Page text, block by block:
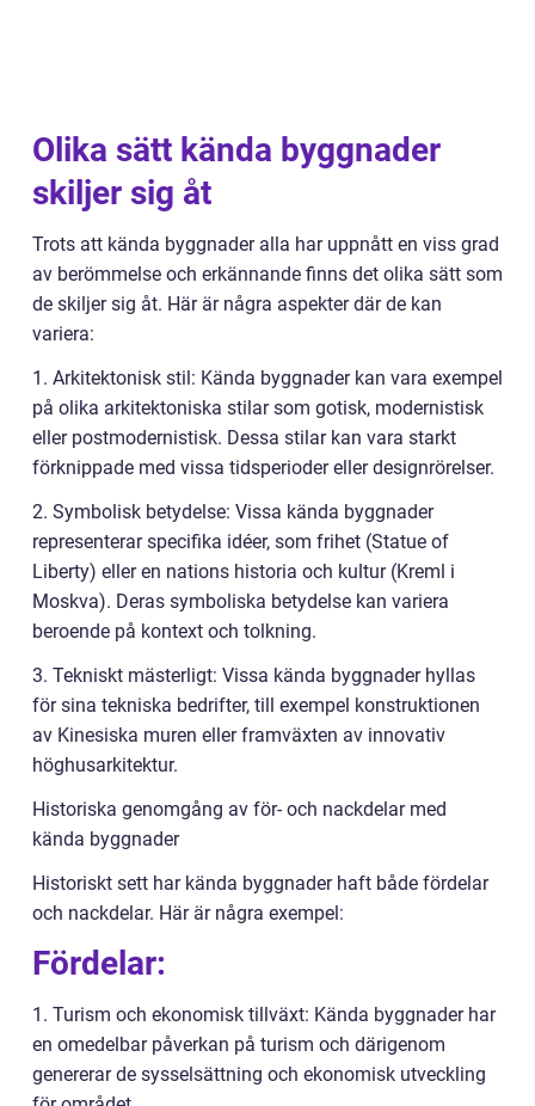
Olika sätt kända byggnader
skiljer sig åt
Trots att kända byggnader alla har uppnått en viss grad
av berömmelse och erkännande finns det olika sätt som
de skiljer sig åt. Här är några aspekter där de kan
variera:
1. Arkitektonisk stil: Kända byggnader kan vara exempel
på olika arkitektoniska stilar som gotisk, modernistisk
eller postmodernistisk. Dessa stilar kan vara starkt
förknippade med vissa tidsperioder eller designrörelser.
2. Symbolisk betydelse: Vissa kända byggnader
representerar specifika idéer, som frihet (Statue of
Liberty) eller en nations historia och kultur (Kreml i
Moskva). Deras symboliska betydelse kan variera
beroende på kontext och tolkning.
3. Tekniskt mästerligt: Vissa kända byggnader hyllas
för sina tekniska bedrifter, till exempel konstruktionen
av Kinesiska muren eller framväxten av innovativ
höghusarkitektur.
Historiska genomgång av för- och nackdelar med
kända byggnader
Historiskt sett har kända byggnader haft både fördelar
och nackdelar. Här är några exempel:
Fördelar:
1. Turism och ekonomisk tillväxt: Kända byggnader har
en omedelbar påverkan på turism och därigenom
genererar de sysselsättning och ekonomisk utveckling